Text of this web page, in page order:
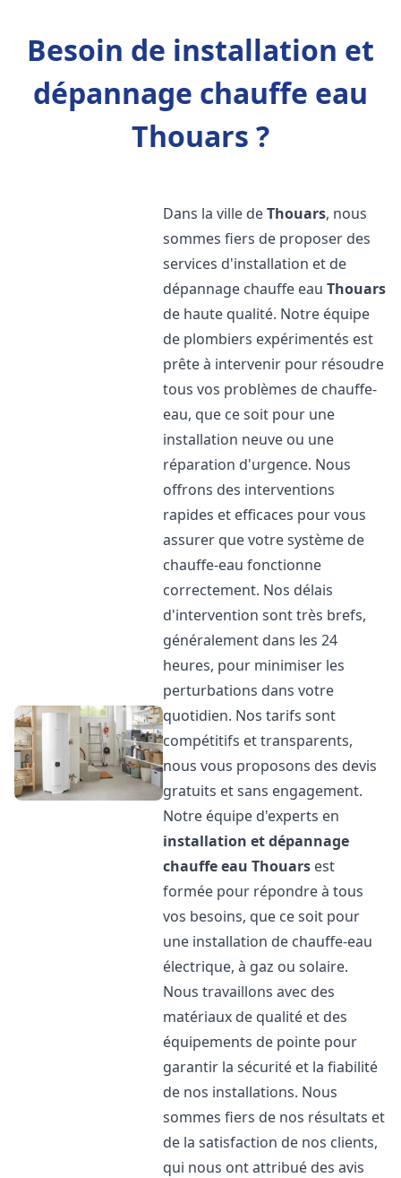
Besoin de installation et
dépannage chauffe eau
Thouars ?
Dans la ville deThouars, nous
sommes fiers de proposer des
services d'installation et de
dépannage chauffe eauThouars
de haute qualité. Notre équipe
de plombiers expérimentés est
prête à intervenir pour résoudre
tous vos problèmes de chauffe-
eau, que ce soit pour une
installation neuve ou une
réparation d'urgence. Nous
offrons des interventions
rapides et efficaces pour vous
assurer que votre système de
chauffe-eau fonctionne
correctement. Nos délais
d'intervention sont très brefs,
généralement dans les 24
heures, pour minimiser les
perturbations dans votre
quotidien. Nos tarifs sont
compétitifs et transparents,
nous vous proposons des devis
gratuits et sans engagement.
Notre équipe d'experts en
installation et dépannage
chauffe eau Thouars est
formée pour répondre à tous
vos besoins, que ce soit pour
une installation de chauffe-eau
électrique, à gaz ou solaire.
Nous travaillons avec des
matériaux de qualité et des
équipements de pointe pour
garantir la sécurité et la fiabilité
de nos installations. Nous
sommes fiers de nos résultats et
de la satisfaction de nos clients,
qui nous ont attribué des avis